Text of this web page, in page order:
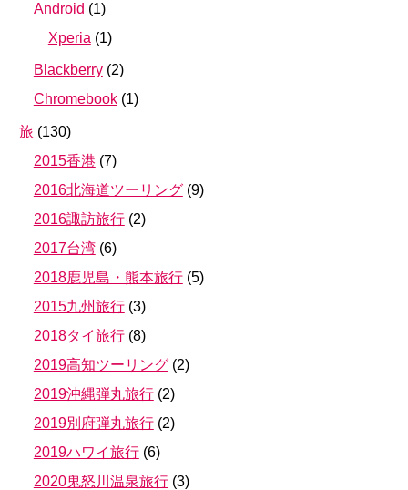
Android (1)
Xperia (1)
Blackberry (2)
Chromebook (1)
旅 (130)
2015香港 (7)
2016北海道ツーリング (9)
2016諏訪旅行 (2)
2017台湾 (6)
2018鹿児島・熊本旅行 (5)
2015九州旅行 (3)
2018タイ旅行 (8)
2019高知ツーリング (2)
2019沖縄弾丸旅行 (2)
2019別府弾丸旅行 (2)
2019ハワイ旅行 (6)
2020鬼怒川温泉旅行 (3)